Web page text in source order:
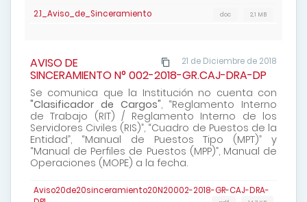
2.1_Aviso_de_Sinceramiento 2,1 MB
doc
21 de Diciembre de 2018
AVISO DE
SINCERAMIENTO N° 002-2018-GR.CAJ-DRA-DP
Se comunica que la Institución no cuenta con
"Clasificador de Cargos", “Reglamento Interno
de Trabajo (RIT) / Reglamento Interno de los
Servidores Civiles (RIS)”, “Cuadro de Puestos de la
Entidad”, “Manual de Puestos Tipo (MPT)” y
“Manual de Perfiles de Puestos (MPP)”, Manual de
Operaciones (MOPE) a la fecha.
Aviso20de20sinceramiento20N20002-2018-GR-CAJ-DRA-